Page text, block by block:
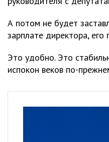
А потом не будет
зарплате директора,
Это удобно. Это
испокон веков по-